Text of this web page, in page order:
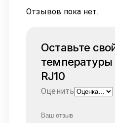
Отзывов пока нет.
Оставьте
температуры
RJ10
Оценить